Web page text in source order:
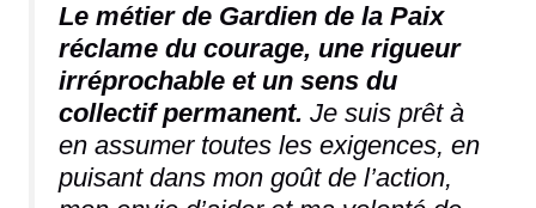
Le métier de Gardien de la Paix
réclame du courage, une rigueur
irréprochable et un sens du
collectif permanent. Je suis prêt à
en assumer toutes les exigences, en
puisant dans mon goût de l’action,